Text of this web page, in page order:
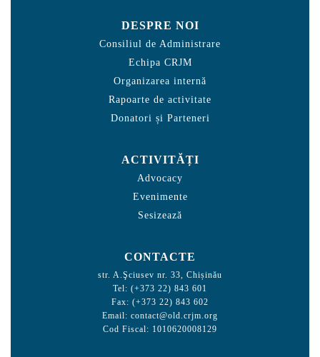
DESPRE NOI
Consiliul de Administrare
Echipa CRJM
Organizarea internă
Rapoarte de activitate
Donatori și Parteneri
ACTIVITĂȚI
Advocacy
Evenimente
Sesizează
CONTACTE
str. A.Şciusev nr. 33, Chișinău
Tel: (+373 22) 843 601
Fax: (+373 22) 843 602
Email: contact@old.crjm.org
Cod Fiscal: 1010620008129